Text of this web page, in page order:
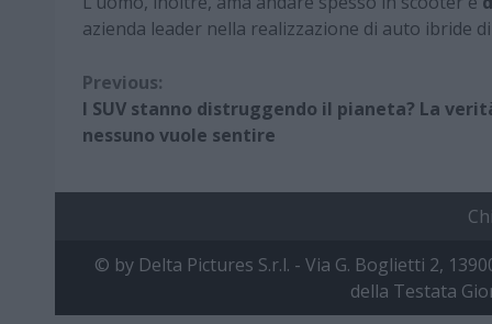
azienda leader nella realizzazione di auto ibride
Continue
Reading
Previous:
I SUV stanno distruggendo il pianeta? La
nessuno vuole sentire
© by Delta Pictures S.r.l. - Via G. Boglietti 2,
della Testata